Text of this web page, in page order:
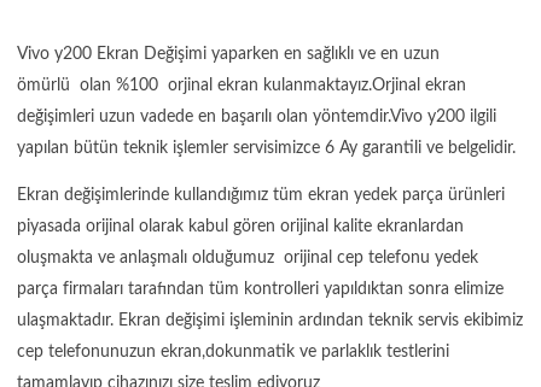
Vivo y200 Ekran Değişimi yaparken en sağlıklı ve en uzun
ömürlü olan %100 orjinal ekran kulanmaktayız.Orjinal ekran
değişimleri uzun vadede en başarılı olan yöntemdir.Vivo y200 ilgili
yapılan bütün teknik işlemler servisimizce 6 Ay garantili ve belgelidir.
Ekran değişimlerinde kullandığımız tüm ekran yedek parça ürünleri
piyasada orijinal olarak kabul gören orijinal kalite ekranlardan
oluşmakta ve anlaşmalı olduğumuz orijinal cep telefonu yedek
parça firmaları tarafından tüm kontrolleri yapıldıktan sonra elimize
ulaşmaktadır. Ekran değişimi işleminin ardından teknik servis ekibimiz
cep telefonunuzun ekran,dokunmatik ve parlaklık testlerini